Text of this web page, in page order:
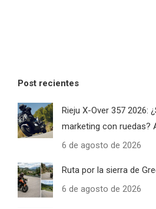
Post recientes
Rieju X-Over 357 2026:
marketing con ruedas?
6 de agosto de 2026
Ruta por la sierra de
6 de agosto de 2026